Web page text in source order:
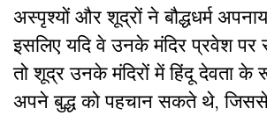
अस्पृश्यों और शूद्रों ने बौद्धधर्म
इसलिए यदि वे उनके मंदिर प्रवेश पर
तो शूद्र उनके मंदिरों में हिंदू देवता के
अपने बुद्ध को पहचान सकते थे,